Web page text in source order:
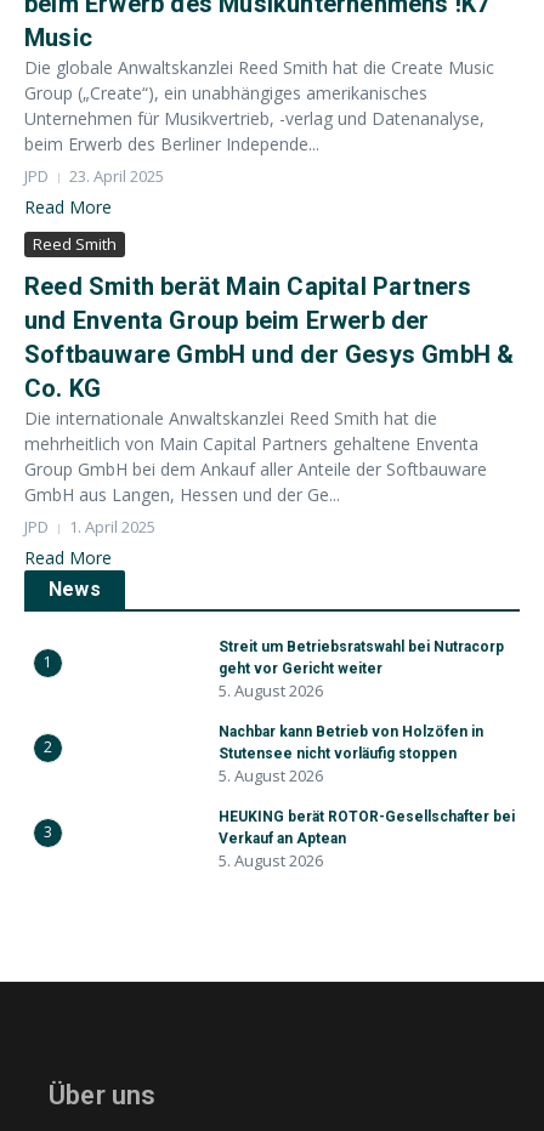
Music
Die globale Anwaltskanzlei Reed Smith hat die Create Music
Group („Create“), ein unabhängiges amerikanisches
Unternehmen für Musikvertrieb, -verlag und Datenanalyse,
beim Erwerb des Berliner Independe...
JPD 23. April 2025
Read More
Reed Smith
Reed Smith berät Main Capital Partners
und Enventa Group beim Erwerb der
Softbauware GmbH und der Gesys GmbH &
Co. KG
Die internationale Anwaltskanzlei Reed Smith hat die
mehrheitlich von Main Capital Partners gehaltene Enventa
Group GmbH bei dem Ankauf aller Anteile der Softbauware
GmbH aus Langen, Hessen und der Ge...
JPD 1. April 2025
Read More
News
1
Streit um Betriebsratswahl bei Nutracorp
geht vor Gericht weiter
5. August 2026
2
Nachbar kann Betrieb von Holzöfen in
Stutensee nicht vorläufig stoppen
5. August 2026
3
HEUKING berät ROTOR-Gesellschafter bei
Verkauf an Aptean
5. August 2026
Über uns